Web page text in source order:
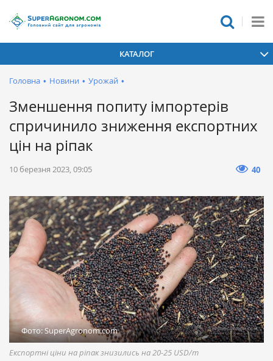
КАТАЛОГ
Головна • Новини • Урожай •
Зменшення попиту імпортерів
спричинило зниження експортних
цін на ріпак
10 березня 2023, 09:05 40
Фото: SuperAgronom.com
Експортні ціни на ріпак знизились на 20-25 USD/т